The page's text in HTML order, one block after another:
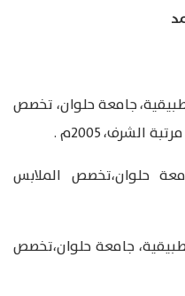
جامعة حلوان، تخصص
الشرف، 2005م .
حلوان،تخصص الملابس
جامعة حلوان،تخصص